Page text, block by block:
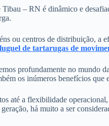
– RN é dinâmico e
ou centros de distribuição, a
de tartarugas de
profundamente no mundo
os inúmeros benefícios que
até a flexibilidade
há muito a ser